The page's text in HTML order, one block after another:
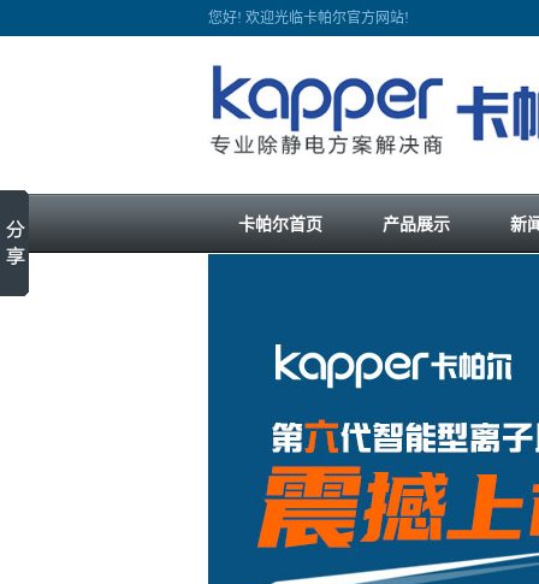
您好! 欢迎光临卡帕尔官方网站!
卡帕尔首页 产品展示 新